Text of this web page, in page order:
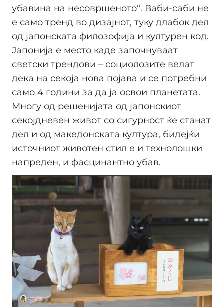
убавина на несовршеното“. Ваби-саби не
е само тренд во дизајнот, туку длабок дел
од јапонската филозофија и културен код.
Јапонија е место каде започнуваат
светски трендови – социолозите велат
дека на секоја нова појава и се потребни
само 4 години за да ја освои планетата.
Многу од решенијата од јапонскиот
секојдневен живот со сигурност ќе станат
дел и од македонската култура, бидејќи
источниот животен стил е и технолошки
напреден, и фасцинантно убав.